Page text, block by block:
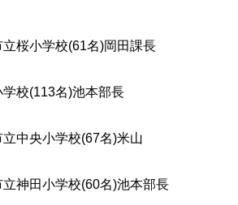
桜小学校(61名)岡田課長
校(113名)池本部長
中央小学校(67名)米山
神田小学校(60名)池本部長